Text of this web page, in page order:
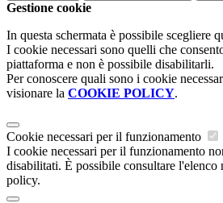
Gestione cookie
In questa schermata è possibile scegliere
I cookie necessari sono quelli che
piattaforma e non è possibile disabilitarli.
Per conoscere quali sono i cookie
visionare la COOKIE POLICY.
Cookie necessari per il funzionamento
I cookie necessari per il funzionamento
disabilitati. È possibile consultare l'elenco
policy.